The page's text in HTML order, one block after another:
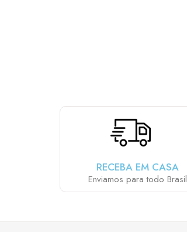
RECEBA EM CASA
Enviamos para todo Brasil